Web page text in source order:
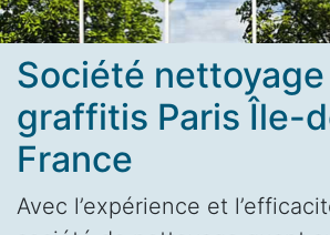
Société
graffitis Paris Île-
France
Avec l’expérience et